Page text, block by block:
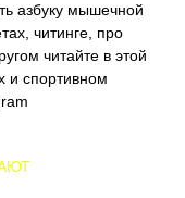
азбуку мышечной
читинге, про
читайте в этой
и спортивном